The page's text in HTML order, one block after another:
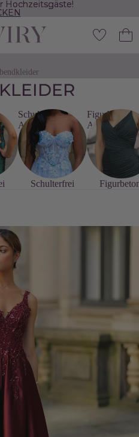
Hochzeitsgäste!
Hochzeitsgäste!
Schulterfreie
Abendkleider
Schulterfrei
Figurbetonte
Abendkleider